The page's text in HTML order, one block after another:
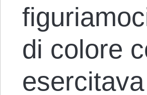
di colore